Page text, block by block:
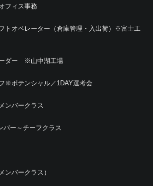
フィス事務
トオペレーター（倉庫管理・入出荷）※富士工
ーダー ※山中湖工場
※ポテンシャル／1DAY選考会
ンバークラス
ー～チーフクラス
ンバークラス）